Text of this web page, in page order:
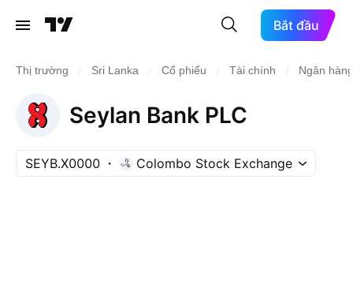
Bắt đầu
Thị trường Sri Lanka Cổ phiếu Tài chính Ngân
Seylan Bank PLC
SEYB.X0000 Colombo Stock Exchange